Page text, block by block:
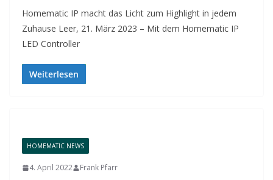
Homematic IP macht das Licht zum Highlight in jedem
Zuhause Leer, 21. März 2023 – Mit dem Homematic IP
LED Controller
Weiterlesen
HOMEMATIC NEWS
4. April 2022 Frank Pfarr